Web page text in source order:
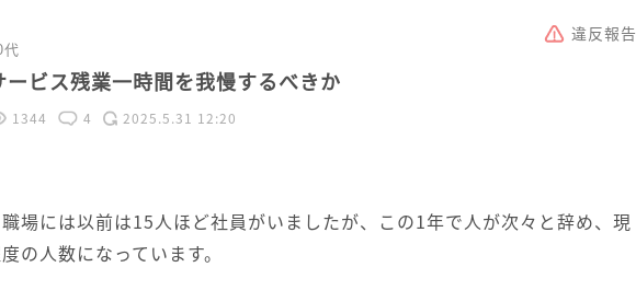
違反報告
代
ービス残業一時間を我慢するべきか
1344 4 2025.5.31 12:20
場には以前は15人ほど社員がいましたが、この1年で人が次々と辞め、現
の人数になっています。